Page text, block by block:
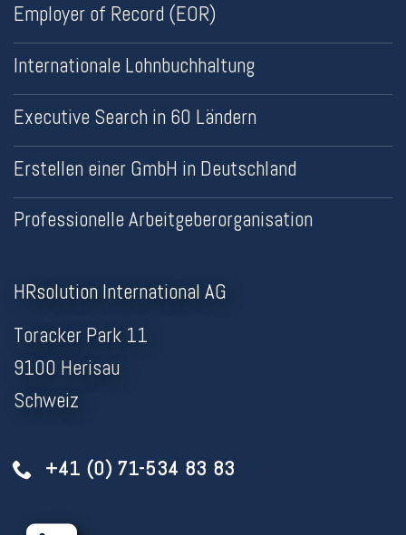
Employer of Record (EOR)
Internationale Lohnbuchhaltung
Executive Search in 60 Ländern
Erstellen einer GmbH in Deutschland
Professionelle Arbeitgeberorganisation
HRsolution International AG
Toracker Park 11
9100 Herisau
Schweiz
+41 (0) 71-534 83 83